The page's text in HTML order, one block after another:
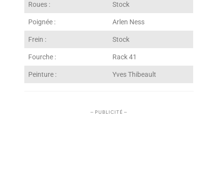
Roues : Stock
Poignée : Arlen Ness
Frein : Stock
Fourche : Rack 41
Peinture : Yves Thibeault
– PUBLICITÉ –